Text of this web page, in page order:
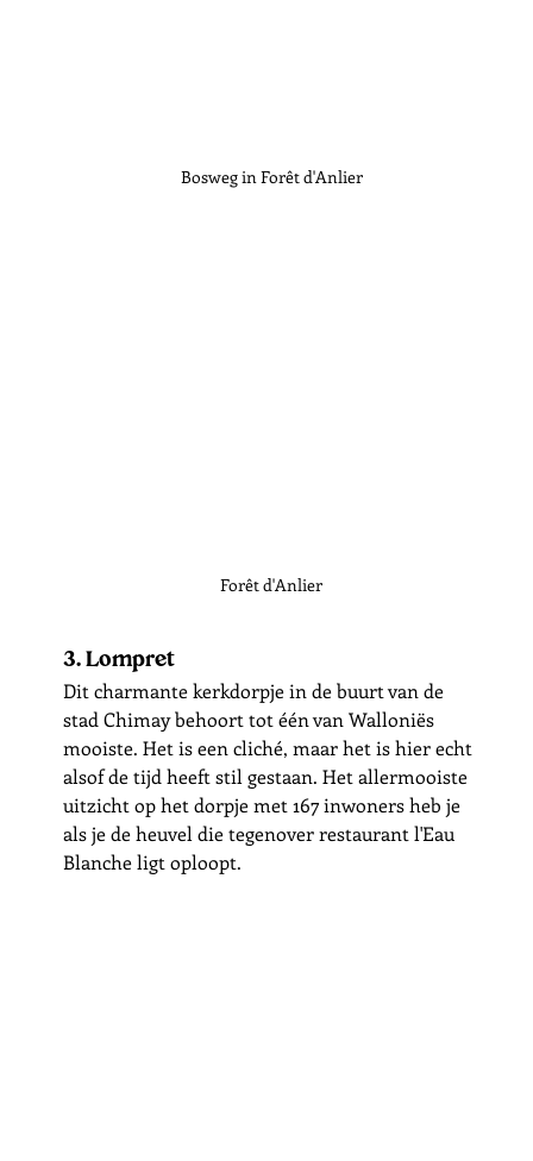
Bosweg in Forêt d'Anlier
Forêt d'Anlier
3. Lompret
Dit charmante kerkdorpje in de buurt van de
stad Chimay behoort tot één van Walloniës
mooiste. Het is een cliché, maar het is hier echt
alsof de tijd heeft stil gestaan. Het allermooiste
uitzicht op het dorpje met 167 inwoners heb je
als je de heuvel die tegenover restaurant l'Eau
Blanche ligt oploopt.